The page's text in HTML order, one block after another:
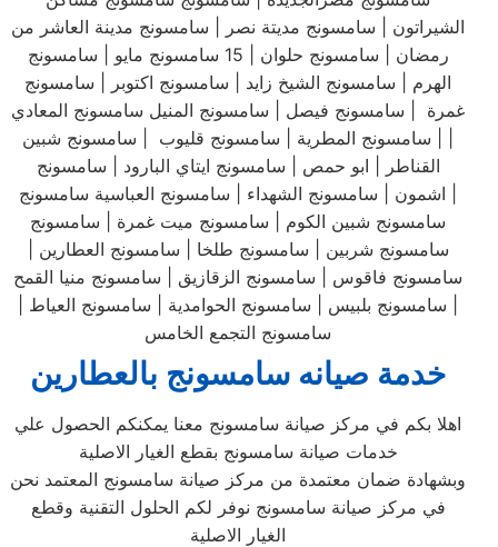
الشيراتون | سامسونج مديتة نصر | سامسونج مدينة العاشر من
رمضان | سامسونج حلوان | 15 سامسونج مايو | سامسونج
الهرم | سامسونج الشيخ زايد | سامسونج اكتوبر | سامسونج
غمرة | سامسونج فيصل | سامسونج المنيل سامسونج المعادي
| | سامسونج المطرية | سامسونج قليوب | سامسونج شبين
القناطر | ابو حمص | سامسونج ايتاي البارود | سامسونج
سامسونج شبين الكوم | سامسونج ميت غمرة | سامسونج
سامسونج شربين | سامسونج طلخا | سامسونج العطارين |
سامسونج فاقوس | سامسونج الزقازيق | سامسونج منيا القمح
| سامسونج بلبيس | سامسونج الحوامدية | سامسونج العياط |
سامسونج التجمع الخامس
خدمة صيانه سامسونج بالعطارين
اهلا بكم في مركز صيانة سامسونج معنا يمكنكم الحصول علي
خدمات صيانة سامسونج بقطع الغيار الاصلية
وبشهادة ضمان معتمدة من مركز صيانة سامسونج المعتمد نحن
في مركز صيانة سامسونج نوفر لكم الحلول التقنية وقطع
الغيار الاصلية